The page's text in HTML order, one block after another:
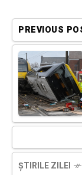
PREVIOUS
ȘTIRILE ZILEI